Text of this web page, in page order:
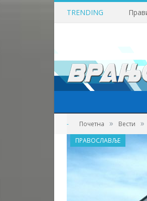
TRENDING
- Почетна » Вести »
ПРАВОСЛАВЉЕ